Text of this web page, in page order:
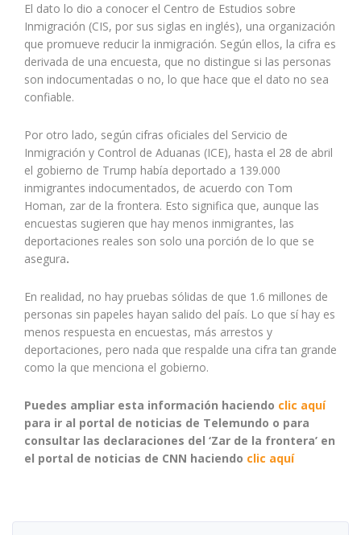
El dato lo dio a conocer el Centro de Estudios sobre
Inmigración (CIS, por sus siglas en inglés), una organización
que promueve reducir la inmigración. Según ellos, la cifra es
derivada de una encuesta, que no distingue si las personas
son indocumentadas o no, lo que hace que el dato no sea
confiable.
Por otro lado, según cifras oficiales del Servicio de
Inmigración y Control de Aduanas (ICE), hasta el 28 de abril
el gobierno de Trump había deportado a 139.000
inmigrantes indocumentados, de acuerdo con Tom
Homan, zar de la frontera. Esto significa que, aunque las
encuestas sugieren que hay menos inmigrantes, las
deportaciones reales son solo una porción de lo que se
asegura.
En realidad, no hay pruebas sólidas de que 1.6 millones de
personas sin papeles hayan salido del país. Lo que sí hay es
menos respuesta en encuestas, más arrestos y
deportaciones, pero nada que respalde una cifra tan grande
como la que menciona el gobierno.
Puedes ampliar esta información haciendo clic aquí
para ir al portal de noticias de Telemundo o para
consultar las declaraciones del ‘Zar de la frontera’ en
el portal de noticias de CNN haciendo clic aquí